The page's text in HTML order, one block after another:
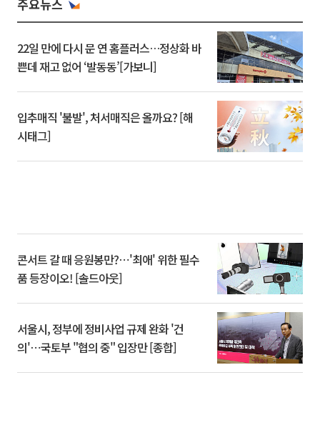
주요뉴스
22일 만에 다시 문 연 홈플러스…정상화 바
쁜데 재고 없어 ‘발동동’[가보니]
입추매직 '불발', 처서매직은 올까요? [해
시태그]
콘서트 갈 때 응원봉만?⋯'최애' 위한 필수
품 등장이오! [솔드아웃]
서울시, 정부에 정비사업 규제 완화 '건
의'⋯국토부 "협의 중" 입장만 [종합]